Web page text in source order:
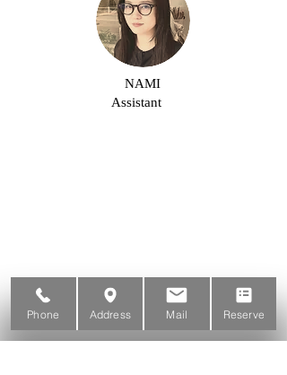
NAMI
Assistant
Phone Address Mail Reserve